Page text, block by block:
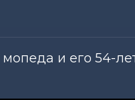
и его 54-